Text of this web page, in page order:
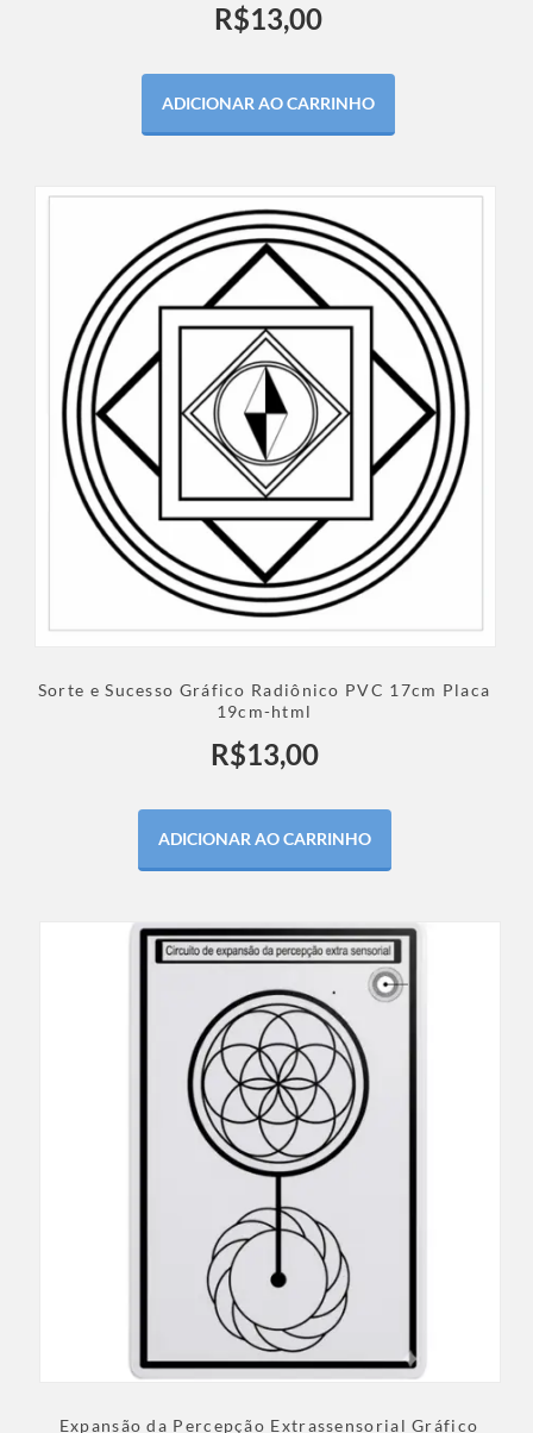
R$13,00
ADICIONAR AO CARRINHO
Sorte e Sucesso Gráfico Radiônico PVC 17cm Placa
19cm-html
R$13,00
ADICIONAR AO CARRINHO
Expansão da Percepção Extrassensorial Gráfico